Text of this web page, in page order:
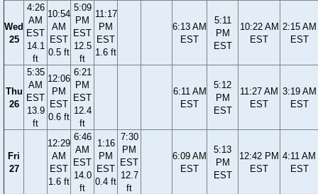
Wed
25
4:26
AM
EST
14.1
ft
10:54
AM
EST
0.5 ft
5:09
PM
EST
12.5
ft
11:17
PM
EST
1.6 ft
6:13 AM
EST
5:11
PM
EST
10:22 AM
EST
2:15 AM
EST
Thu
26
5:35
AM
EST
13.9
ft
12:06
PM
EST
0.6 ft
6:21
PM
EST
12.4
ft
6:11 AM
EST
5:12
PM
EST
11:27 AM
EST
3:19 AM
EST
Fri
27
12:29
AM
EST
1.6 ft
6:46
AM
EST
14.0
ft
1:16
PM
EST
0.4 ft
7:30
PM
EST
12.7
ft
6:09 AM
EST
5:13
PM
EST
12:42 PM
EST
4:11 AM
EST